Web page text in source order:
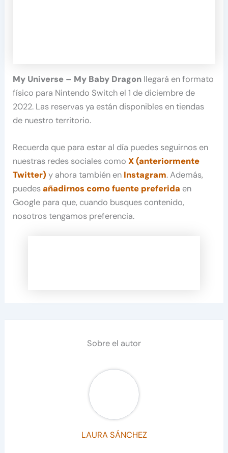
My Universe – My Baby Dragon llegará en formato
físico para Nintendo Switch el 1 de diciembre de
2022. Las reservas ya están disponibles en tiendas
de nuestro territorio.
Recuerda que para estar al día puedes seguirnos en
nuestras redes sociales comoX (anteriormente
Twitter) y ahora también en Instagram. Además,
puedesañadirnos como fuente preferida en
Google para que, cuando busques contenido,
nosotros tengamos preferencia.
Sobre el autor
LAURA SÁNCHEZ